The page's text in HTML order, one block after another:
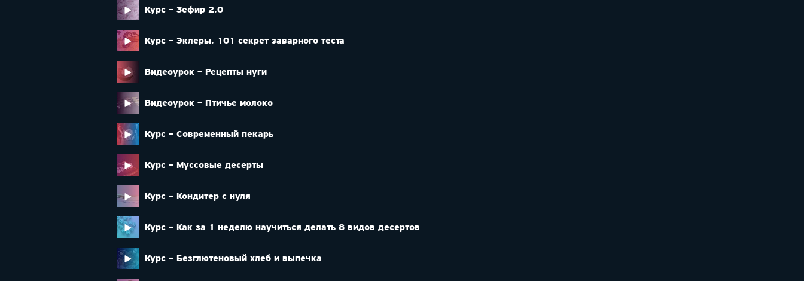
Курс – Зефир 2.0
Курс – Эклеры. 101 секрет заварного теста
Видеоурок – Рецепты нуги
Видеоурок – Птичье молоко
Курс – Современный пекарь
Курс – Муссовые десерты
Курс – Кондитер с нуля
Курс – Как за 1 неделю научиться делать 8 видов десертов
Курс – Безглютеновый хлеб и выпечка